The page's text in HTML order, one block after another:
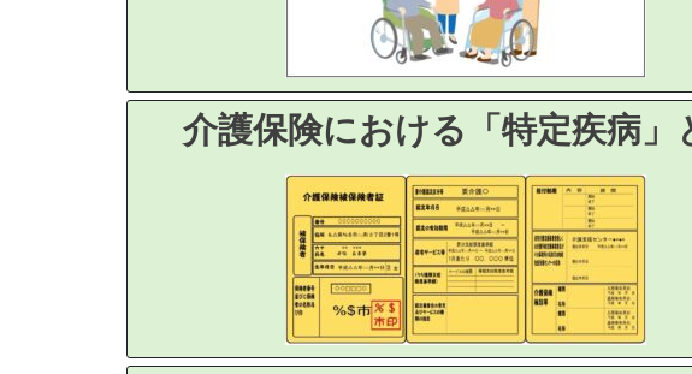
介護保険における「特定疾病」